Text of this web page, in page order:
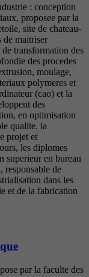
: conception
proposee par la
site de chateau-
de maitriser
transformation des
des procedes
moulage,
polymeres et
(cao) et la
des
en optimisation
qualite. la
projet et
les diplomes
superieur en bureau
responsable de
dans les
et de la fabrication
par la faculte des